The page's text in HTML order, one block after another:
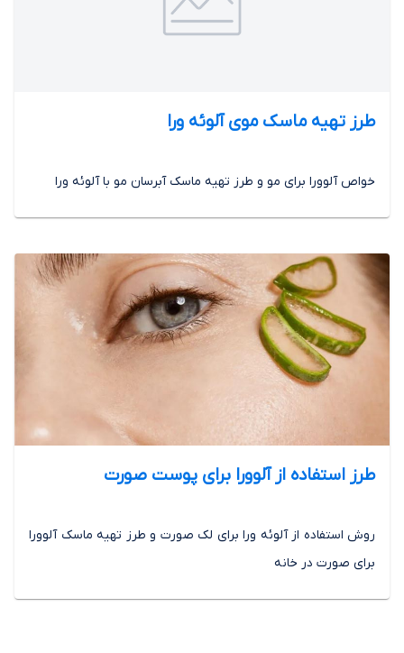
طرز تهیه ماسک موی آلوئه ورا
خواص آلوورا برای مو و طرز تهیه ماسک آبرسان مو با آلوئه ورا
طرز استفاده از آلوورا برای پوست صورت
روش استفاده از آلوئه ورا برای لک صورت و طرز تهیه ماسک آلوورا
برای صورت در خانه